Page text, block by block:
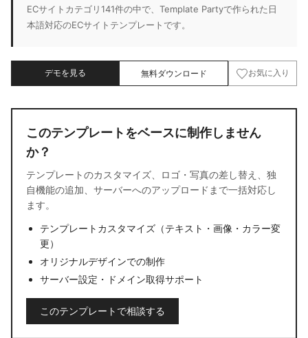
ECサイトカテゴリ141件の中で、Template Partyで作られた日
本語対応のECサイトテンプレートです。
デモを見る 無料ダウンロード お気に入り
このテンプレートをベースに制作しません
か？
テンプレートのカスタマイズ、ロゴ・写真の差し替え、独
自機能の追加、サーバーへのアップロードまで一括対応し
ます。
テンプレートカスタマイズ（テキスト・画像・カラー変
更）
オリジナルデザインでの制作
サーバー設定・ドメイン取得サポート
このテンプレートで相談する